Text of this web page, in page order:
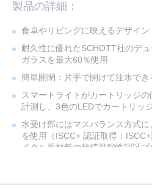
製品の詳細：
食卓やリビングに映えるデザイン
耐久性に優れたSCHOTT社のデ
ガラスを最大60％使用
簡単開閉：片手で開けて注水で
スマートライトがカートリッジ
計測し、3色のLEDでカートリッ
水受け部にはマスバランス方式
を使用（ISCC+ 認証取得：
イクル原材料の持続可能性認証プ